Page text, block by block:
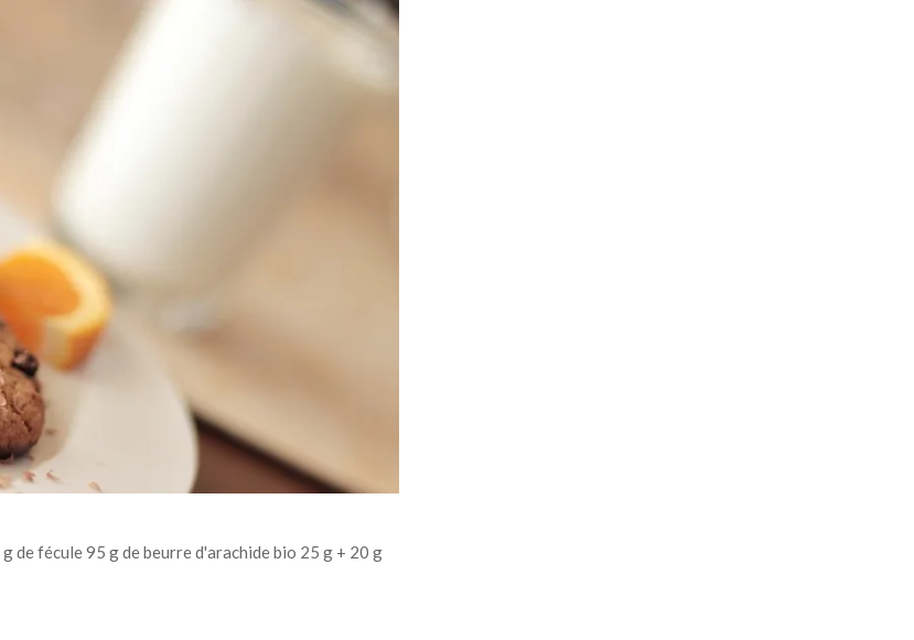
de fécule 95 g de beurre d'arachide bio 25 g + 20 g